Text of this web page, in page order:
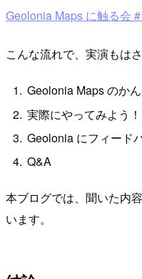
Geolonia Maps に触る会
こんな流れで、実演もは
Geolonia Maps のか
実際にやってみよう！
Geolonia にフィード
Q&A
本ブログでは、聞いた内
います。